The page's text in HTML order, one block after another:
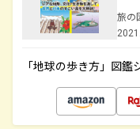
旅の
「地球の歩き方」図鑑